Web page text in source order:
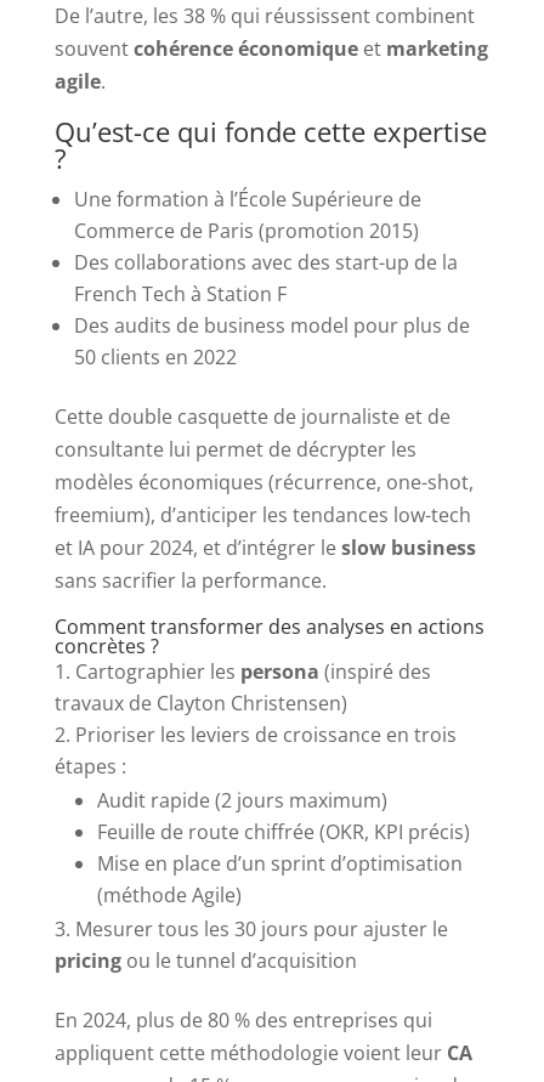
De l’autre, les 38 % qui réussissent combinent
souventcohérence économiqueet marketing
agile.
Qu’est-ce qui fonde cette expertise
?
Une formation à l’École Supérieure de
Commerce de Paris (promotion 2015)
Des collaborations avec des start-up de la
French Tech à Station F
Des audits de business model pour plus de
50 clients en 2022
Cette double casquette de journaliste et de
consultante lui permet de décrypter les
modèles économiques (récurrence, one-shot,
freemium), d’anticiper les tendances low-tech
et IA pour 2024, et d’intégrer leslow business
sans sacrifier la performance.
Comment transformer des analyses en actions
concrètes ?
Cartographier les persona (inspiré des
travaux de Clayton Christensen)
Prioriser les leviers de croissance en trois
étapes :
Audit rapide (2 jours maximum)
Feuille de route chiffrée (OKR, KPI précis)
Mise en place d’un sprint d’optimisation
(méthode Agile)
Mesurer tous les 30 jours pour ajuster le
pricingou le tunnel d’acquisition
En 2024, plus de 80 % des entreprises qui
appliquent cette méthodologie voient leur CA